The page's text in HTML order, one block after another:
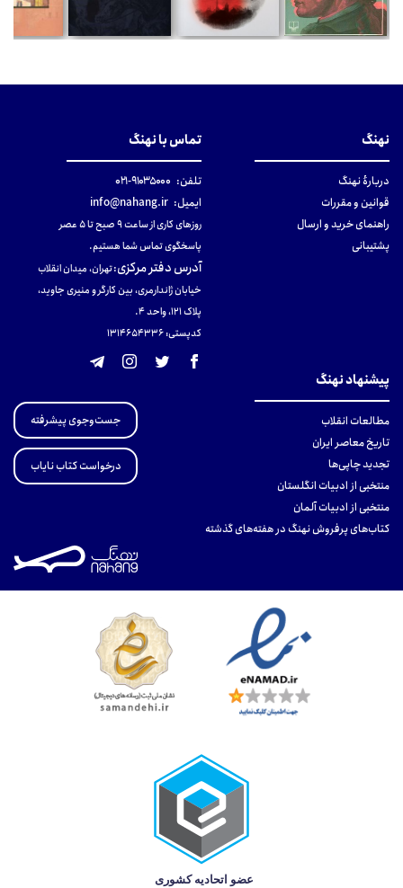
نهنگ
دربارهٔ نهنگ
قوانین و مقررات
راهنمای خرید و ارسال
پشتیبانی
تماس با نهنگ
تلفن: ۹۱۰۳۵۰۰۰-۰۲۱
ایمیل: info@nahang.ir
روزهای کاری از ساعت ۹ صبح تا ۵ عصر
پاسخگوی تماس شما هستیم.
آدرس دفتر مرکزی:تهران، میدان انقلاب
خیابان ژاندارمری، بین کارگر و منیری جاوید،
پلاک 121، واحد ۴.
کدپستی: 131465433۶
پیشنهاد نهنگ
مطالعات انقلاب
تاریخ معاصر ایران
تجدید چاپی‌ها
منتخبی از ادبیات انگلستان
منتخبی از ادبیات آلمان
کتاب‌های پرفروش نهنگ در هفته‌های گذشته
جست‌وجوی پیشرفته
درخواست کتاب نایاب